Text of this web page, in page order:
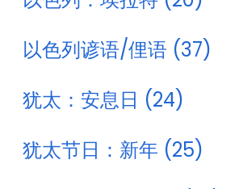
以色列谚语/俚语 (37)
犹太：安息日 (24)
犹太节日：新年 (25)